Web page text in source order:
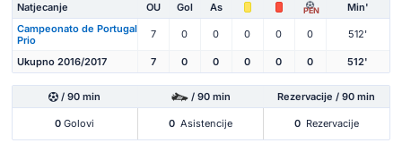
Natjecanje OU Gol As PEN
Min'
Campeonato de Portugal
Prio
7 0 0 0 0 0 512'
Ukupno 2016/2017 7 0 0 0 0 0 512'
/ 90 min / 90 min Rezervacije / 90 min
0 Golovi 0 Asistencije 0 Rezervacije